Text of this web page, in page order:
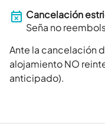
Cancelación
Seña no
Ante la cancelación
alojamiento NO
anticipado).